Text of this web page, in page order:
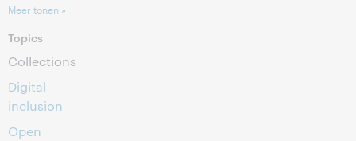
Meer tonen »
Topics
Collections
Digital
inclusion
Open